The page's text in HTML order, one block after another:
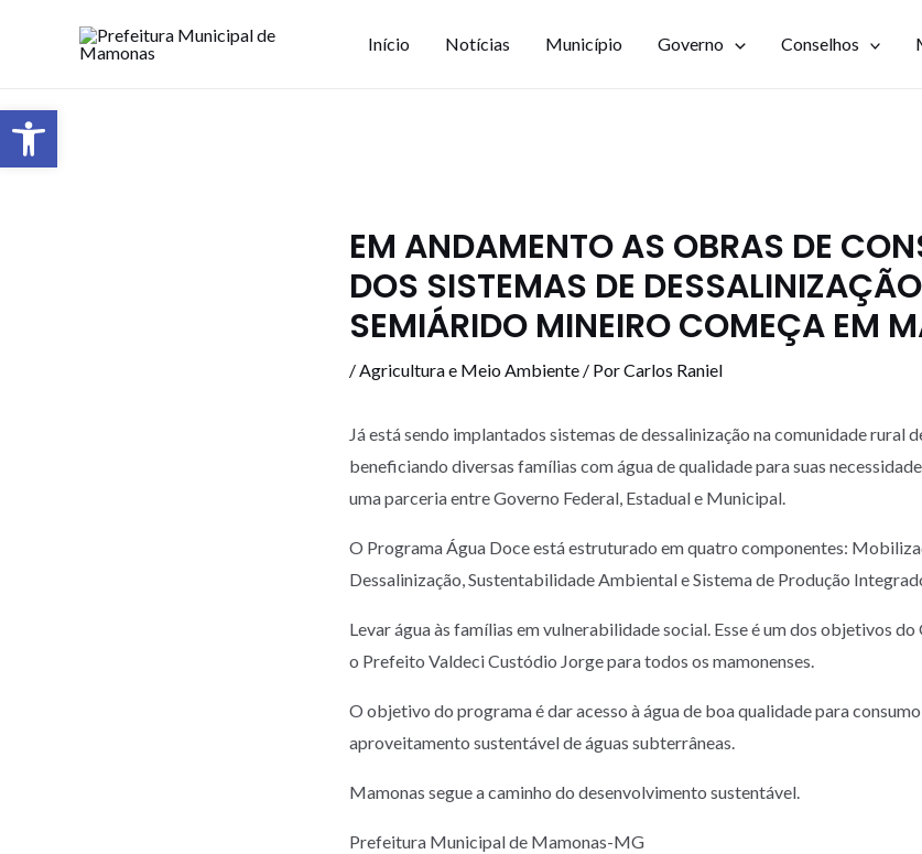
Início Notícias Município Governo Conselhos
EM ANDAMENTO AS OBRAS DE
DOS SISTEMAS DE
SEMIÁRIDO MINEIRO COMEÇA EM
/Agricultura e Meio Ambiente / PorCarlos Raniel
Já está sendo implantados sistemas de dessalinização na comunidade rural
beneficiando diversas famílias com água de qualidade para suas
uma parceria entre Governo Federal, Estadual e Municipal.
O Programa Água Doce está estruturado em quatro componentes:
Dessalinização, Sustentabilidade Ambiental e Sistema de Produção
Levar água às famílias em vulnerabilidade social. Esse é um dos objetivos
o Prefeito Valdeci Custódio Jorge para todos os mamonenses.
O objetivo do programa é dar acesso à água de boa qualidade para
aproveitamento sustentável de águas subterrâneas.
Mamonas segue a caminho do desenvolvimento sustentável.
Prefeitura Municipal de Mamonas-MG
Barra de Ferramentas Aberta